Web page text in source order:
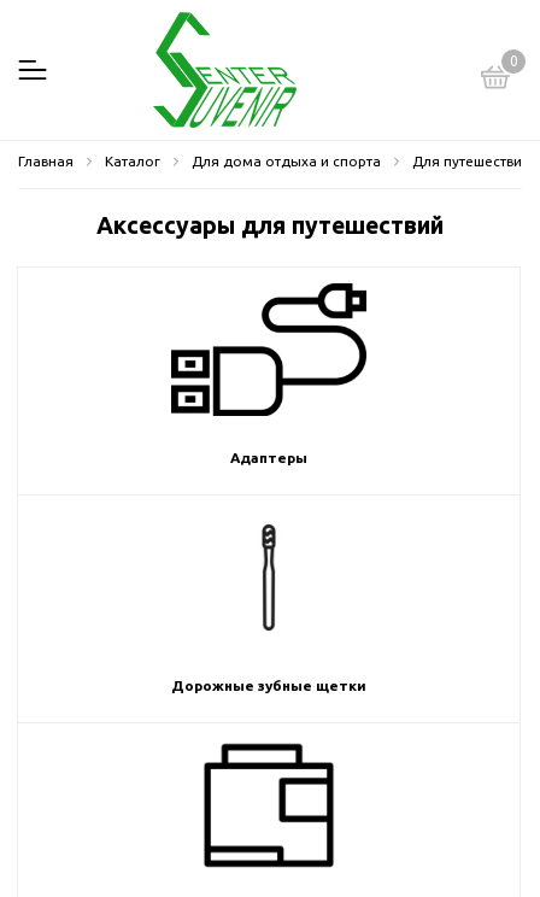
0
Главная Каталог Для дома отдыха и спорта Для путешествий
Аксессуары для путешествий
Адаптеры
Дорожные зубные щетки